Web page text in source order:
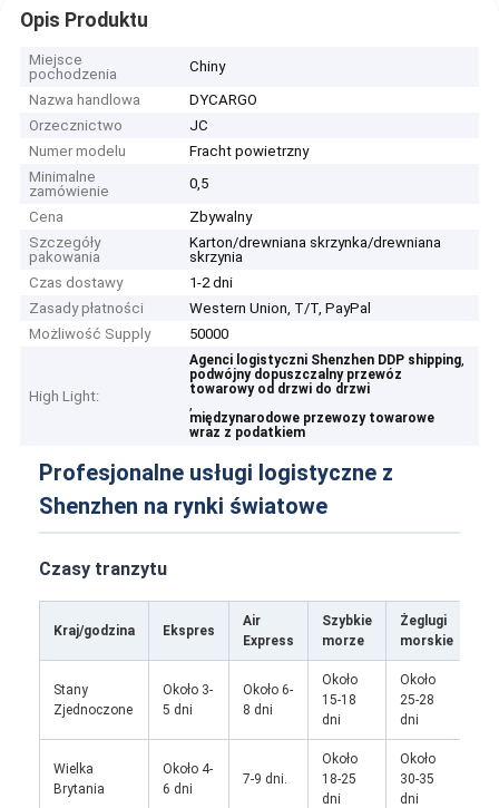
Opis Produktu
Miejsce
pochodzenia
Chiny
Nazwa handlowa
DYCARGO
Orzecznictwo
JC
Numer modelu
Fracht powietrzny
Minimalne
zamówienie
0,5
Cena
Zbywalny
Szczegóły
pakowania
Karton/drewniana skrzynka/drewniana
skrzynia
Czas dostawy
1-2 dni
Zasady płatności
Western Union, T/T, PayPal
Możliwość Supply
50000
High Light:
Agenci logistyczni Shenzhen DDP shipping,
podwójny dopuszczalny przewóz
towarowy od drzwi do drzwi
,
międzynarodowe przewozy towarowe
wraz z podatkiem
Profesjonalne usługi logistyczne z
Shenzhen na rynki światowe
Czasy tranzytu
Kraj/godzina Ekspres
Air
Express
Szybkie
morze
Żeglugi
morskie
Stany
Zjednoczone
Około 3-
5 dni
Około 6-
8 dni
Około
15-18
dni
Około
25-28
dni
Wielka
Brytania
Około 4-
6 dni
7-9 dni.
Około
18-25
dni
Około
30-35
dni